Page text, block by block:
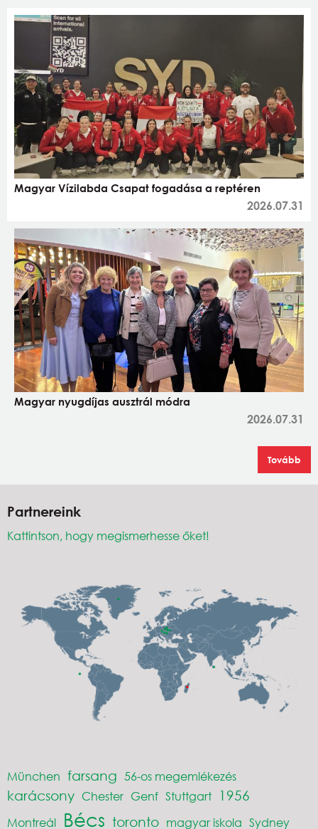
Magyar Vízilabda Csapat fogadása a reptéren
2026.07.31
Magyar nyugdíjas ausztrál módra
2026.07.31
Tovább
Partnereink
Kattintson, hogy megismerhesse őket!
München farsang 56-os megemlékezés
karácsony Chester Genf Stuttgart 1956
Montreál Bécs toronto magyar iskola Sydney